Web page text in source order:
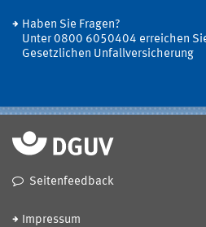
Haben Sie Fragen?
Unter 0800 6050404 erreichen
Gesetzlichen Unfallversicherung
Seitenfeedback
Impressum